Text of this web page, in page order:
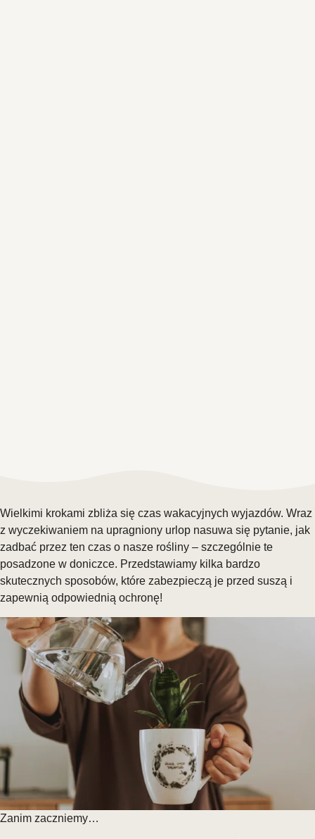
Wielkimi krokami zbliża się czas wakacyjnych wyjazdów. Wraz
z wyczekiwaniem na upragniony urlop nasuwa się pytanie, jak
zadbać przez ten czas o nasze rośliny – szczególnie te
posadzone w doniczce. Przedstawiamy kilka bardzo
skutecznych sposobów, które zabezpieczą je przed suszą i
zapewnią odpowiednią ochronę!
Zanim zaczniemy…